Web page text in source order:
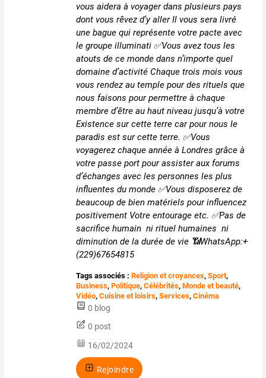
vous aidera à voyager dans plusieurs pays
dont vous rêvez d’y aller Il vous sera livré
une bague qui représente votre pacte avec
le groupe illuminati ✅Vous avez tous les
atouts de ce monde dans n’importe quel
domaine d’activité Chaque trois mois vous
vous rendez au temple pour des rituels que
nous faisons pour permettre à chaque
membre d’être au haut niveau jusqu’à votre
Existence sur cette terre car pour nous le
paradis est sur cette terre. ✅Vous
voyagerez chaque année à Londres grâce à
votre passe port pour assister aux forums
d’échanges avec les personnes les plus
influentes du monde ✅Vous disposerez de
beaucoup de bien matériels pour influencez
positivement Votre entourage etc. ✅Pas de
sacrifice humain ni rituel humaines ni
diminution de la durée de vie 📶WhatsApp:+
(229)67654815
Tags associés : Religion et croyances,Sport,
Business,Politique,Célébrités,Monde et beauté,
Vidéo,Cuisine et loisirs,Services,Cinéma
0 blog
0 post
16/02/2024
Rejoindre